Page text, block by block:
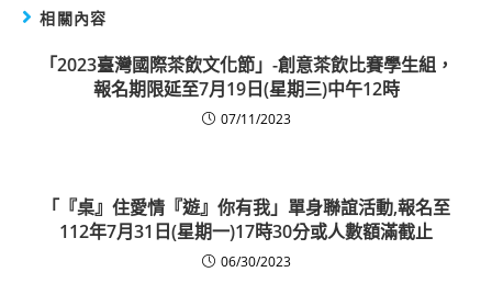
相關內容
「2023臺灣國際茶飲文化節」-創意茶飲比賽學生組，
報名期限延至7月19日(星期三)中午12時
07/11/2023
「『桌』住愛情『遊』你有我」單身聯誼活動,報名至
112年7月31日(星期一)17時30分或人數額滿截止
06/30/2023